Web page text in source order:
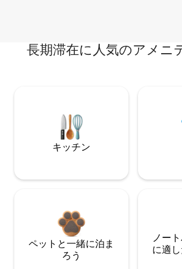
長期滞在に人気のアメニ
キッチン
ペットと一緒に泊ま
ろう
ノー
に適